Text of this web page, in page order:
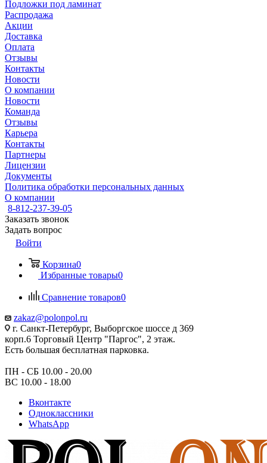
Подложки под ламинат
Распродажа
Акции
Доставка
Оплата
Отзывы
Контакты
Новости
О компании
Новости
Команда
Отзывы
Карьера
Контакты
Партнеры
Лицензии
Документы
Политика обработки персональных данных
О компании
8-812-237-39-05
Заказать звонок
Задать вопрос
Войти
Корзина0
Избранные товары0
Сравнение товаров0
zakaz@polonpol.ru
г. Санкт-Петербург, Выборгское шоссе д 369
корп.6 Торговый Центр "Паргос", 2 этаж.
Есть большая бесплатная парковка.
ПН - СБ 10.00 - 20.00
ВС 10.00 - 18.00
Вконтакте
Одноклассники
WhatsApp